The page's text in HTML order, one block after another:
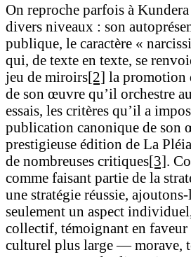
On reproche parfois à
divers niveaux : son
publique, le caractère «
qui, de texte en texte, se
jeu de miroirs[2] la promotion
de son œuvre qu’il orchestre
essais, les critères qu’il a
publication canonique de son
prestigieuse édition de La
de nombreuses critiques[3].
comme faisant partie de la
une stratégie réussie,
seulement un aspect
collectif, témoignant en faveur
culturel plus large — morave,